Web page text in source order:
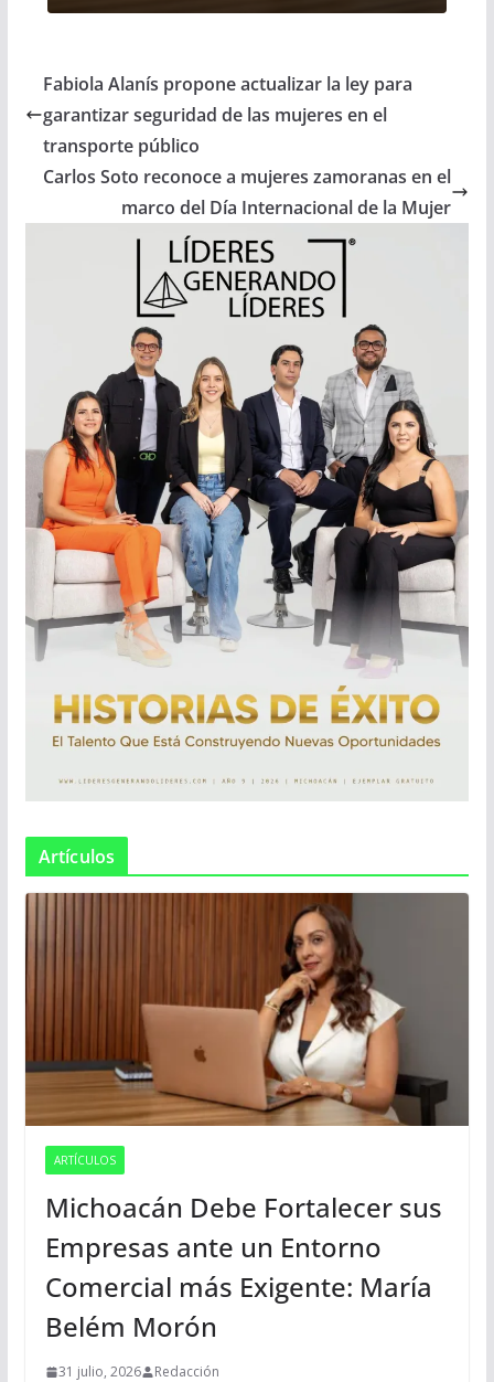
Fabiola Alanís propone actualizar la ley para
garantizar seguridad de las mujeres en el
transporte público
Carlos Soto reconoce a mujeres zamoranas en el
marco del Día Internacional de la Mujer
Artículos
ARTÍCULOS
Michoacán Debe Fortalecer sus
Empresas ante un Entorno
Comercial más Exigente: María
Belém Morón
31 julio, 2026 Redacción